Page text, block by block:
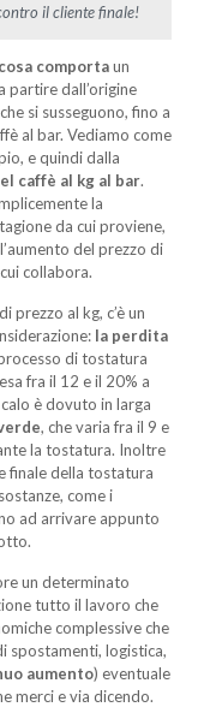
il cliente finale!
comportaun
partire dall’origine
si susseguono, fino a
al bar. Vediamo come
e quindi dalla
caffè al kg al bar.
la
da cui proviene,
del prezzo di
collabora.
prezzo al kg, c’è un
la perdita
di tostatura
fra il 12 e il 20% a
è dovuto in larga
, che varia fra il 9 e
la tostatura. Inoltre
finale della tostatura
come i
ad arrivare appunto
un determinato
tutto il lavoro che
complessive che
spostamenti, logistica,
aumento) eventuale
merci e via dicendo.